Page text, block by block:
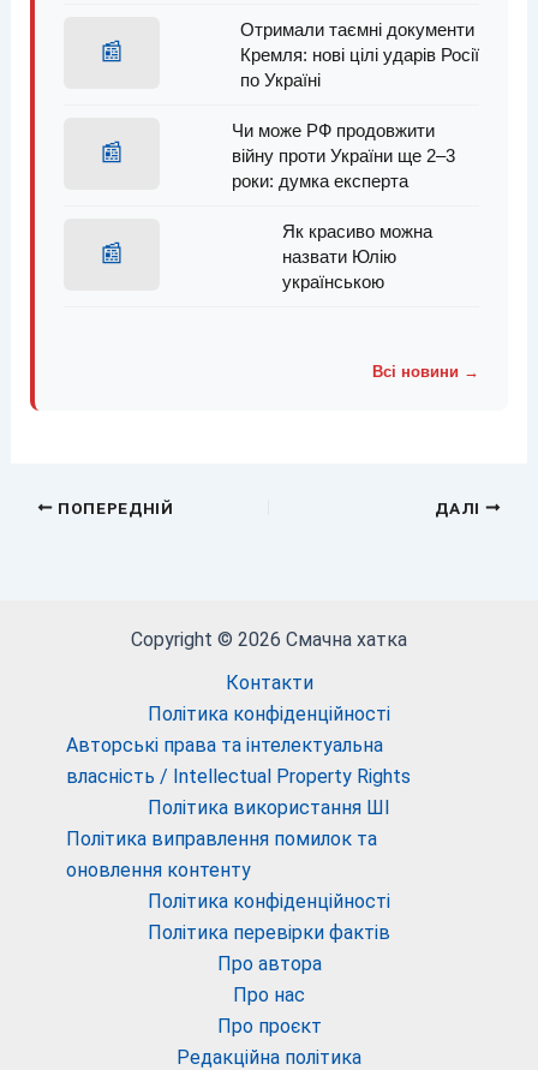
📰
Отримали таємні документи
Кремля: нові цілі ударів Росії
по Україні
📰
Чи може РФ продовжити
війну проти України ще 2–3
роки: думка експерта
📰
Як красиво можна
назвати Юлію
українською
Всі новини →
ПОПЕРЕДНІЙ ДАЛІ
Copyright © 2026 Смачна хатка
Контакти
Політика конфіденційності
Авторські права та інтелектуальна
власність / Intellectual Property Rights
Політика використання ШІ
Політика виправлення помилок та
оновлення контенту
Політика конфіденційності
Політика перевірки фактів
Про автора
Про нас
Про проєкт
Редакційна політика